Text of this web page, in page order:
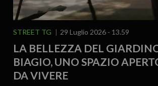
STREET TG 29 Luglio 2026 - 13.59
LA BELLEZZA DEL
BIAGIO, UNO SPAZIO
DA VIVERE